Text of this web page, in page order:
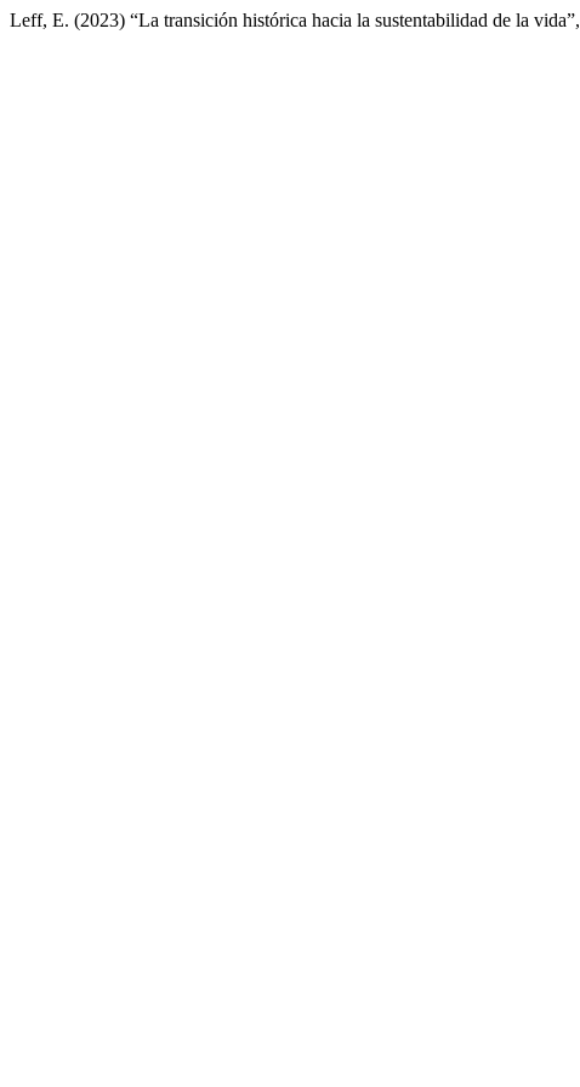
Leff, E. (2023) “La transición histórica hacia la sustentabilidad de la vida”,